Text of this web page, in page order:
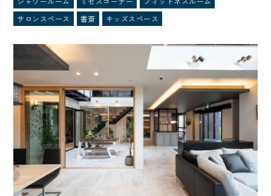
サロンスペース
書斎 キッズスペース